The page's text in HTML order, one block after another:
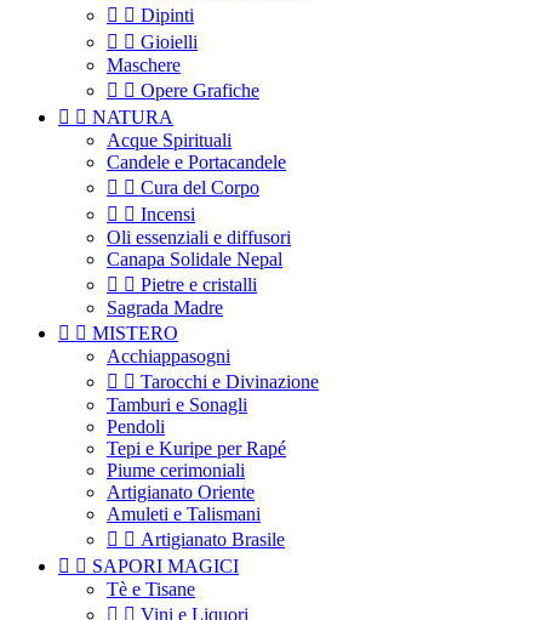
  Dipinti
  Gioielli
Maschere
  Opere Grafiche
  NATURA
Acque Spirituali
Candele e Portacandele
  Cura del Corpo
  Incensi
Oli essenziali e diffusori
Canapa Solidale Nepal
  Pietre e cristalli
Sagrada Madre
  MISTERO
Acchiappasogni
  Tarocchi e Divinazione
Tamburi e Sonagli
Pendoli
Tepi e Kuripe per Rapé
Piume cerimoniali
Artigianato Oriente
Amuleti e Talismani
  Artigianato Brasile
  SAPORI MAGICI
Tè e Tisane
  Vini e Liquori